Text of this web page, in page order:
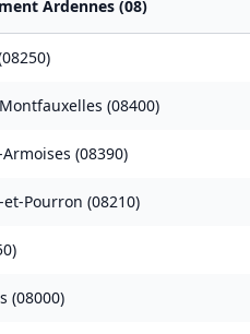
Ardennes (08)
08250)
(08400)
(08390)
Pourron (08210)
)
(08000)